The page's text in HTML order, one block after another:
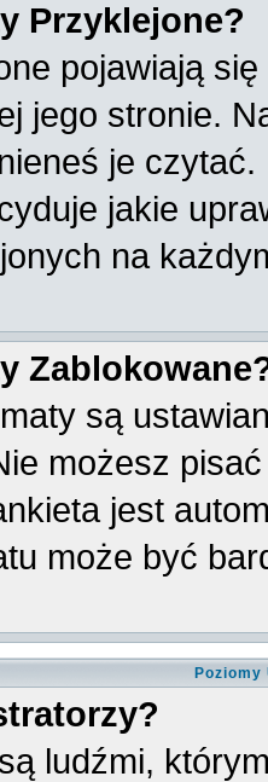
Przyklejone?
pojawiają
jego stronie.
je czytać.
jakie
na
są
możesz
jest
może być
ludźmi,